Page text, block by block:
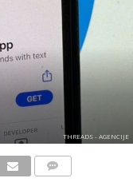
THREADS - AGENCIJE